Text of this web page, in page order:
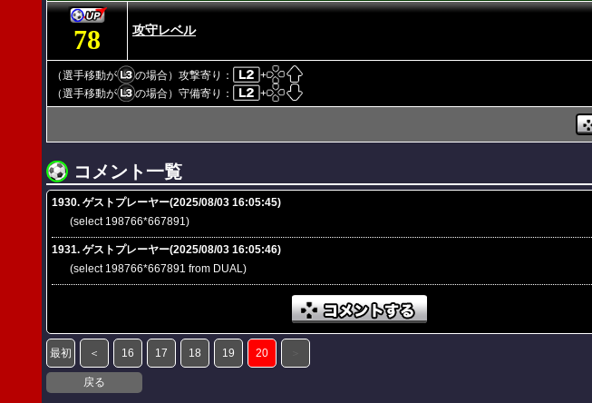
78 攻守レベル
（選手移動が の場合）攻撃寄り：
+
（選手移動が
の場合）守備寄り： +
コメント一覧
1930. ゲストプレーヤー(2025/08/03 16:05:45)
(select 198766*667891)
1931. ゲストプレーヤー(2025/08/03 16:05:46)
(select 198766*667891 from DUAL)
最初 ＜ 16 17 18 19 20
戻る